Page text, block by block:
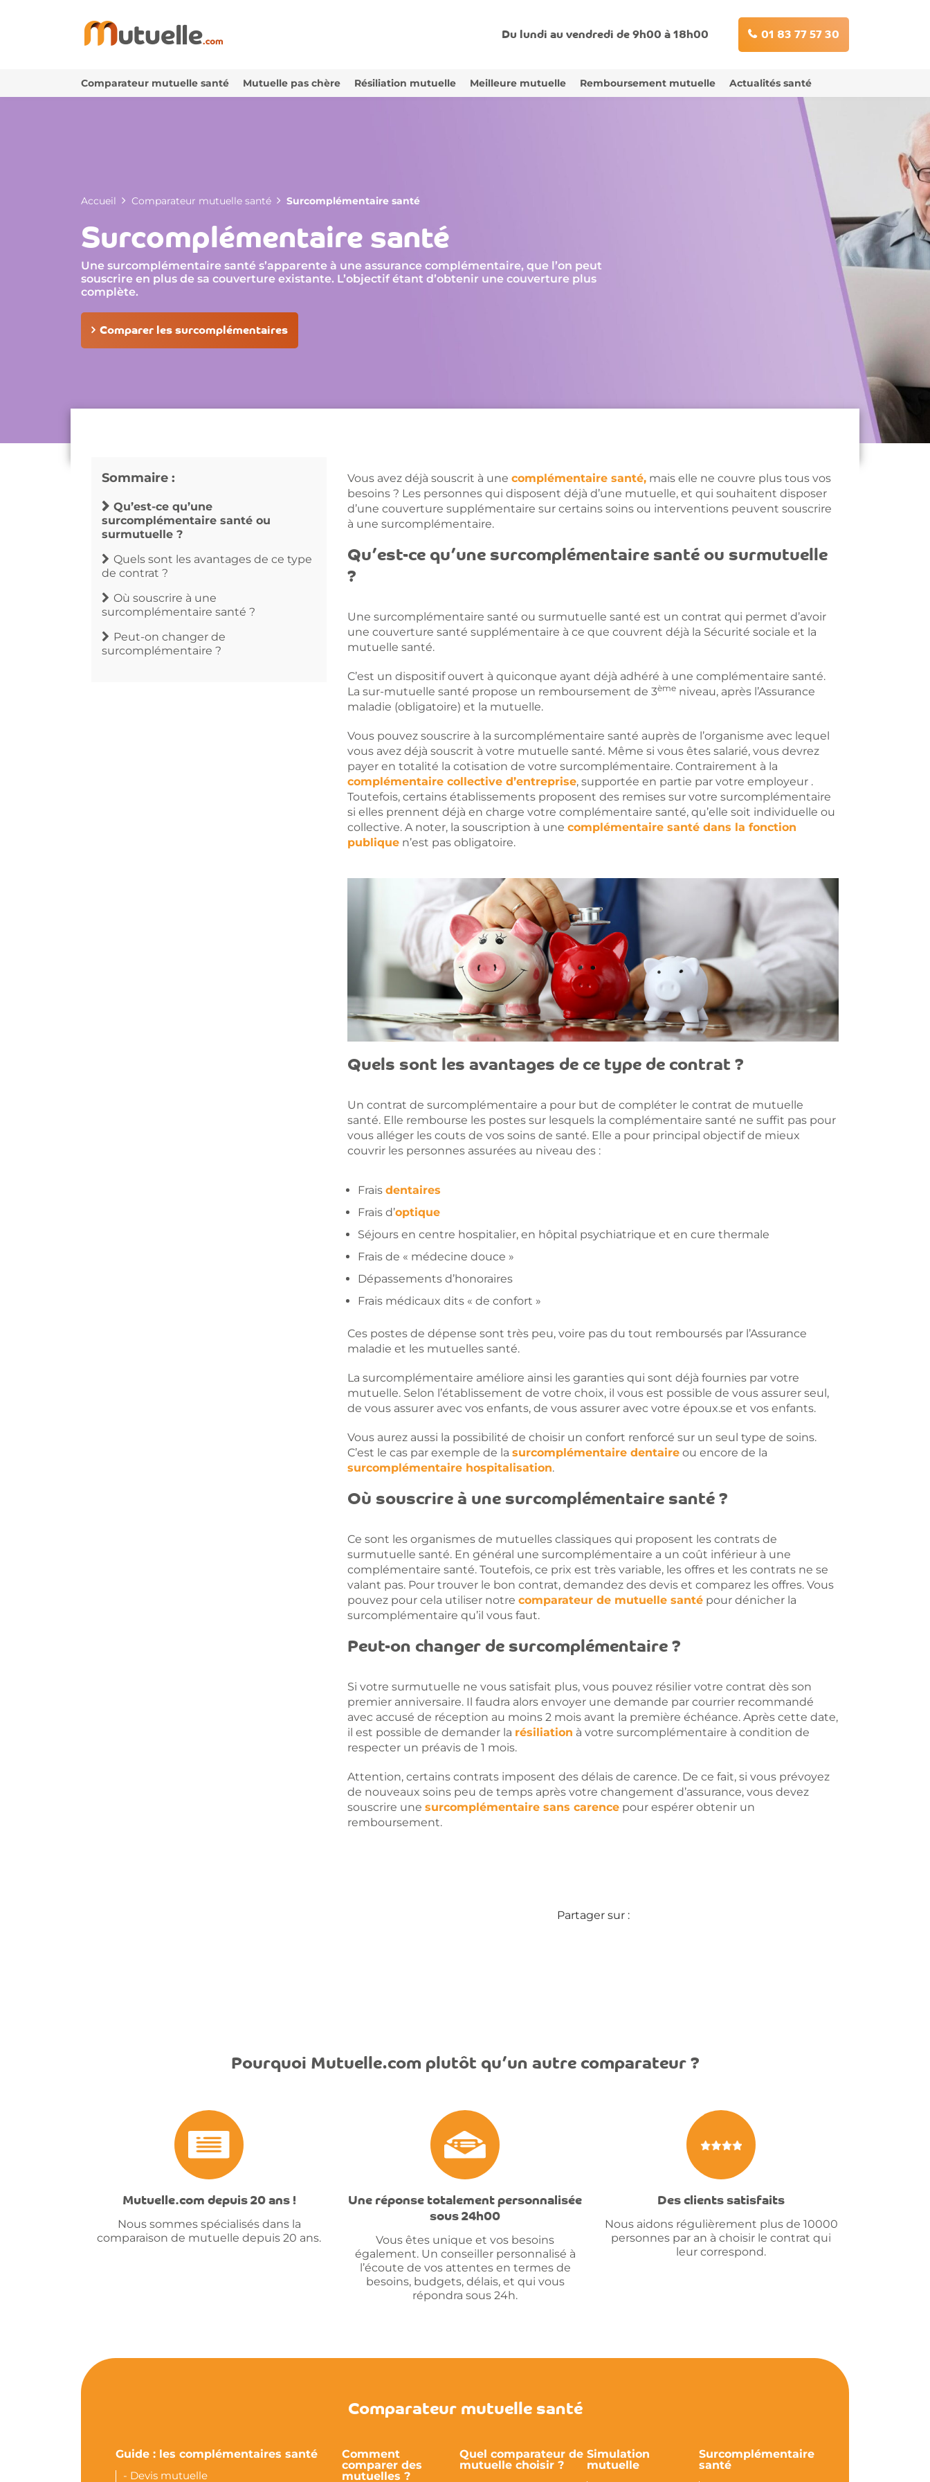
Du lundi au vendredi de 9h00 à 18h00 01 83 77 57 30
Comparateur mutuelle santé Mutuelle pas chère Résiliation mutuelle Meilleure mutuelle Remboursement mutuelle Actualités santé
Accueil Comparateur mutuelle santé Surcomplémentaire santé
Surcomplémentaire santé
Une surcomplémentaire santé s’apparente à une assurance complémentaire, que l’on peut
souscrire en plus de sa couverture existante. L’objectif étant d’obtenir une couverture plus
complète.
Comparer les surcomplémentaires
Sommaire :
Qu’est-ce qu’une
surcomplémentaire santé ou
surmutuelle ?
Quels sont les avantages de ce type
de contrat ?
Où souscrire à une
surcomplémentaire santé ?
Peut-on changer de
surcomplémentaire ?
Vous avez déjà souscrit à une complémentaire santé, mais elle ne couvre plus tous vos
besoins ? Les personnes qui disposent déjà d’une mutuelle, et qui souhaitent disposer
d’une couverture supplémentaire sur certains soins ou interventions peuvent souscrire
à une surcomplémentaire.
Qu’est-ce qu’une surcomplémentaire santé ou surmutuelle
?
Une surcomplémentaire santé ou surmutuelle santé est un contrat qui permet d’avoir
une couverture santé supplémentaire à ce que couvrent déjà la Sécurité sociale et la
mutuelle santé.
C’est un dispositif ouvert à quiconque ayant déjà adhéré à une complémentaire santé.
La sur-mutuelle santé propose un remboursement de 3ème niveau, après l’Assurance
maladie (obligatoire) et la mutuelle.
Vous pouvez souscrire à la surcomplémentaire santé auprès de l’organisme avec lequel
vous avez déjà souscrit à votre mutuelle santé. Même si vous êtes salarié, vous devrez
payer en totalité la cotisation de votre surcomplémentaire. Contrairement à la
complémentaire collective d’entreprise, supportée en partie par votre employeur .
Toutefois, certains établissements proposent des remises sur votre surcomplémentaire
si elles prennent déjà en charge votre complémentaire santé, qu’elle soit individuelle ou
collective. A noter, la souscription à une complémentaire santé dans la fonction
publique n’est pas obligatoire.
Quels sont les avantages de ce type de contrat ?
Un contrat de surcomplémentaire a pour but de compléter le contrat de mutuelle
santé. Elle rembourse les postes sur lesquels la complémentaire santé ne suffit pas pour
vous alléger les couts de vos soins de santé. Elle a pour principal objectif de mieux
couvrir les personnes assurées au niveau des :
Frais dentaires
Frais d’optique
Séjours en centre hospitalier, en hôpital psychiatrique et en cure thermale
Frais de « médecine douce »
Dépassements d’honoraires
Frais médicaux dits « de confort »
Ces postes de dépense sont très peu, voire pas du tout remboursés par l’Assurance
maladie et les mutuelles santé.
La surcomplémentaire améliore ainsi les garanties qui sont déjà fournies par votre
mutuelle. Selon l’établissement de votre choix, il vous est possible de vous assurer seul,
de vous assurer avec vos enfants, de vous assurer avec votre époux.se et vos enfants.
Vous aurez aussi la possibilité de choisir un confort renforcé sur un seul type de soins.
C’est le cas par exemple de la surcomplémentaire dentaire ou encore de la
surcomplémentaire hospitalisation.
Où souscrire à une surcomplémentaire santé ?
Ce sont les organismes de mutuelles classiques qui proposent les contrats de
surmutuelle santé. En général une surcomplémentaire a un coût inférieur à une
complémentaire santé. Toutefois, ce prix est très variable, les offres et les contrats ne se
valant pas. Pour trouver le bon contrat, demandez des devis et comparez les offres. Vous
pouvez pour cela utiliser notre comparateur de mutuelle santé pour dénicher la
surcomplémentaire qu’il vous faut.
Peut-on changer de surcomplémentaire ?
Si votre surmutuelle ne vous satisfait plus, vous pouvez résilier votre contrat dès son
premier anniversaire. Il faudra alors envoyer une demande par courrier recommandé
avec accusé de réception au moins 2 mois avant la première échéance. Après cette date,
il est possible de demander la résiliation à votre surcomplémentaire à condition de
respecter un préavis de 1 mois.
Attention, certains contrats imposent des délais de carence. De ce fait, si vous prévoyez
de nouveaux soins peu de temps après votre changement d’assurance, vous devez
souscrire une surcomplémentaire sans carence pour espérer obtenir un
remboursement.
Partager sur :
Pourquoi Mutuelle.com plutôt qu’un autre comparateur ?
Mutuelle.com depuis 20 ans !
Nous sommes spécialisés dans la
comparaison de mutuelle depuis 20 ans.
Une réponse totalement personnalisée
sous 24h00
Vous êtes unique et vos besoins
également. Un conseiller personnalisé à
l’écoute de vos attentes en termes de
besoins, budgets, délais, et qui vous
répondra sous 24h.
Des clients satisfaits
Nous aidons régulièrement plus de 10000
personnes par an à choisir le contrat qui
leur correspond.
Comparateur mutuelle santé
Guide : les complémentaires santé
- Devis mutuelle
Comment
comparer des
mutuelles ?
Quel comparateur de
mutuelle choisir ?
Simulation
mutuelle
Surcomplémentaire
santé